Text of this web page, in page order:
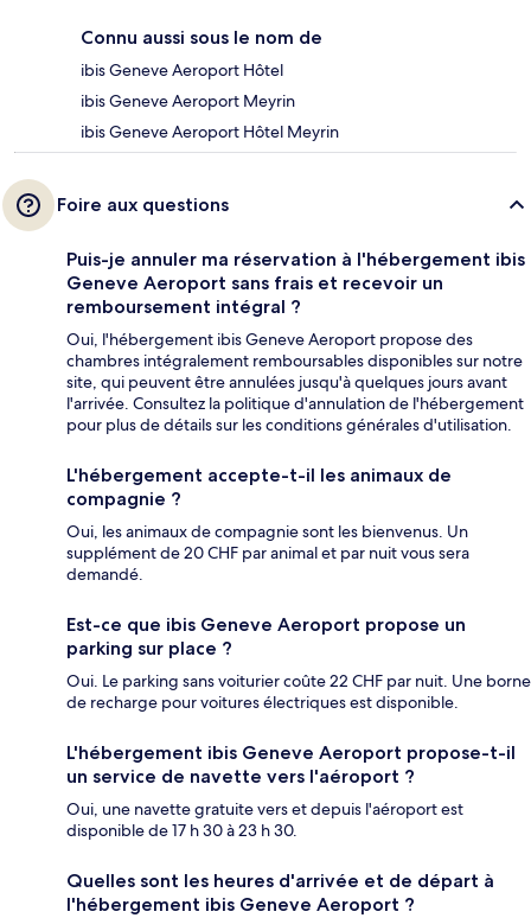
Connu aussi sous le nom de
ibis Geneve Aeroport Hôtel
ibis Geneve Aeroport Meyrin
ibis Geneve Aeroport Hôtel Meyrin
Foire aux questions
Puis-je annuler ma réservation à l'hébergement ibis
Geneve Aeroport sans frais et recevoir un
remboursement intégral ?
Oui, l'hébergement ibis Geneve Aeroport propose des
chambres intégralement remboursables disponibles sur notre
site, qui peuvent être annulées jusqu'à quelques jours avant
l'arrivée. Consultez la politique d'annulation de l'hébergement
pour plus de détails sur les conditions générales d'utilisation.
L'hébergement accepte-t-il les animaux de
compagnie ?
Oui, les animaux de compagnie sont les bienvenus. Un
supplément de 20 CHF par animal et par nuit vous sera
demandé.
Est-ce que ibis Geneve Aeroport propose un
parking sur place ?
Oui. Le parking sans voiturier coûte 22 CHF par nuit. Une borne
de recharge pour voitures électriques est disponible.
L'hébergement ibis Geneve Aeroport propose-t-il
un service de navette vers l'aéroport ?
Oui, une navette gratuite vers et depuis l'aéroport est
disponible de 17 h 30 à 23 h 30.
Quelles sont les heures d'arrivée et de départ à
l'hébergement ibis Geneve Aeroport ?